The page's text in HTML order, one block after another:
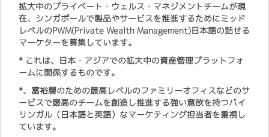
拡大中のプライベート・ウェルス・マネジメントチームが現
在、シンガポールで製品やサービスを推進するためにミッド
レベルのPWM(Private Wealth Management)日本語の話せる
マーケターを募集しています。
* これは、日本・アジアでの拡大中の資産管理プラットフォ
ームに関係するものです。
*、富裕層のための最高レベルのファミリーオフィスなどのサ
ービスで最高のチームを創造し推進する強い意欲を持つバイ
リンガル（日本語と英語）なマーケティング担当者を重視し
ています。